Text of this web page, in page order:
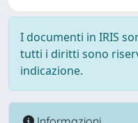
I documenti in IRIS
tutti i diritti sono
indicazione.